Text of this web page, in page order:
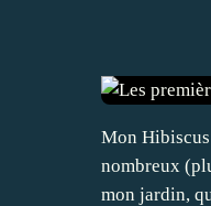
Mon
nombreux
mon jardin,